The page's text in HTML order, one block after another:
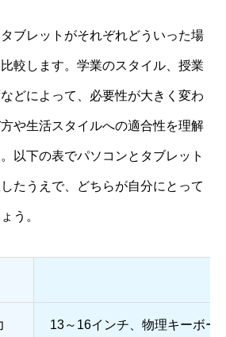
ブレットがそれぞれどういった場
較します。学業のスタイル、授業
どによって、必要性が大きく変わ
や生活スタイルへの適合性を理解
以下の表でパソコンとタブレット
たうえで、どちらが自分にとって
う。
13～16インチ、物理キーボー